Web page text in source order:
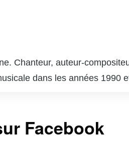
Chanteur, auteur-
dans les années 1990
et son charisme lui ont
Facebook